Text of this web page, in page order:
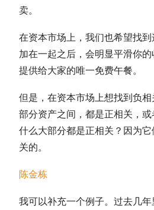
卖。
在资本市场上，我们也希望找
加在一起之后，会明显平滑你
提供给大家的唯一免费午餐。
但是，在资本市场上想找到负
部分资产之间，都是正相关，
什么大部分都是正相关？因为
关的。
陈金栋
我可以补充一个例子。过去几